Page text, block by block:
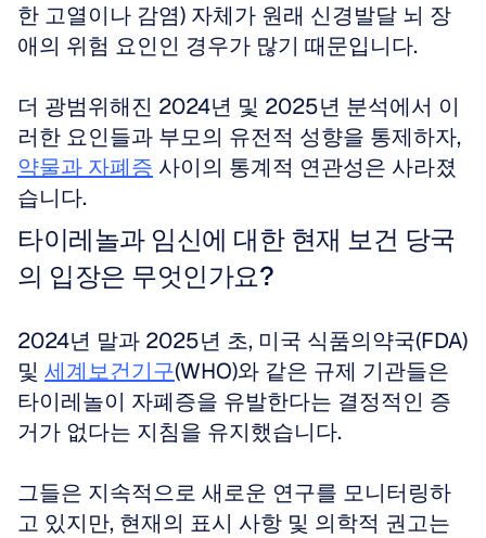
한 고열이나 감염) 자체가 원래 신경발달 뇌 장
애의 위험 요인인 경우가 많기 때문입니다.
더 광범위해진 2024년 및 2025년 분석에서 이
약물과 자폐증 사이의 통계적 연관성은 사라졌
습니다.
타이레놀과 임신에 대한 현재 보건 당국
의 입장은 무엇인가요?
2024년 말과 2025년 초, 미국 식품의약국(FDA)
및 세계보건기구(WHO)와 같은 규제 기관들은
타이레놀이 자폐증을 유발한다는 결정적인 증
거가 없다는 지침을 유지했습니다.
그들은 지속적으로 새로운 연구를 모니터링하
고 있지만, 현재의 표시 사항 및 의학적 권고는